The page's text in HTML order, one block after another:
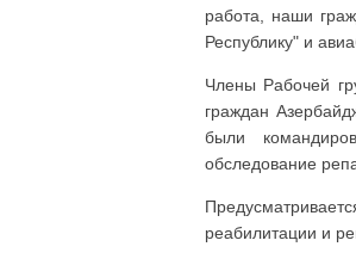
работа, наши
Республику" и
Члены Рабочей
граждан
были
обследование
реабилитации и